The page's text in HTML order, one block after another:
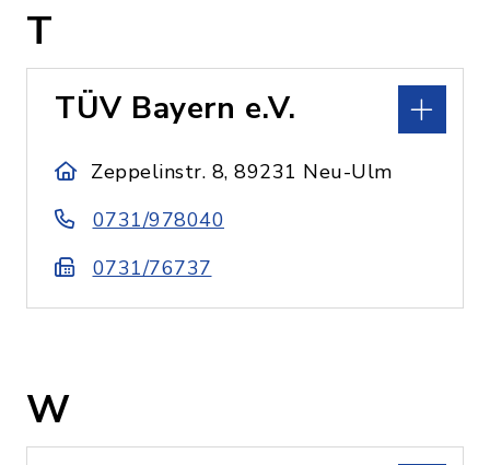
T
TÜV Bayern e.V.
Zeppelinstr. 8, 89231 Neu-Ulm
0731/978040
0731/76737
W